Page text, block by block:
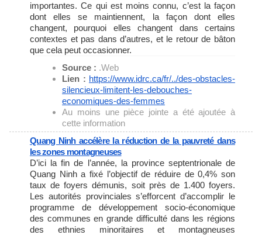
importantes. Ce qui est moins connu, c’est la façon
dont elles se maintiennent, la façon dont elles
changent, pourquoi elles changent dans certains
contextes et pas dans d’autres, et le retour de bâton
que cela peut occasionner.
Source : .Web
Lien : https://www.idrc.ca/fr/../des-obstacles-
silencieux-limitent-les-debouches-
economiques-des-femmes
Au moins une pièce jointe a été ajoutée à
cette information
Quang Ninh accélère la réduction de la pauvreté dans
les zones montagneuses
D’ici la fin de l’année, la province septentrionale de
Quang Ninh a fixé l’objectif de réduire de 0,4% son
taux de foyers démunis, soit près de 1.400 foyers.
Les autorités provinciales s’efforcent d’accomplir le
programme de développement socio-économique
des communes en grande difficulté dans les régions
des ethnies minoritaires et montagneuses